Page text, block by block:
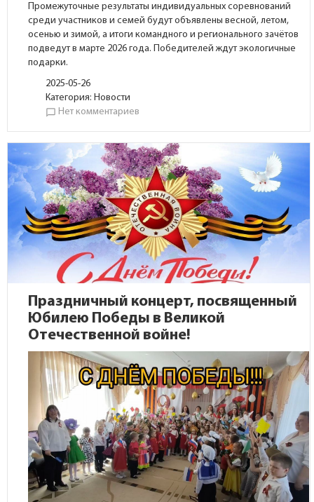
Промежуточные результаты индивидуальных соревнований
среди участников и семей будут объявлены весной, летом,
осенью и зимой, а итоги командного и регионального зачётов
подведут в марте 2026 года. Победителей ждут экологичные
подарки.
2025-05-26
Категория:Новости
chat_bubble_outline Нет комментариев
Праздничный концерт, посвященный
Юбилею Победы в Великой
Отечественной войне!